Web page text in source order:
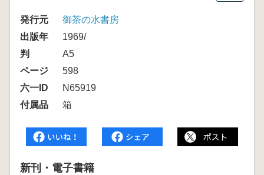
発行元
御茶の水書房
出版年
1969/
判
A5
ページ
598
六一ID
N65919
付属品
箱
新刊・電子書籍